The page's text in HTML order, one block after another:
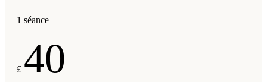
1 séance
£ 40